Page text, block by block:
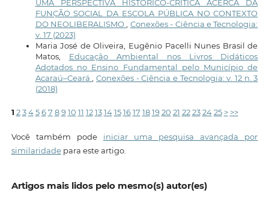
UMA PERSPECTIVA HISTÓRICO-CRÍTICA ACERCA DA
FUNÇÃO SOCIAL DA ESCOLA PÚBLICA NO CONTEXTO
DO NEOLIBERALISMO, Conexões - Ciência e Tecnologia:
v. 17 (2023)
Maria José de Oliveira, Eugênio Pacelli Nunes Brasil de
Matos, Educação Ambiental nos Livros Didáticos
Adotados no Ensino Fundamental pelo Município de
Acaraú–Ceará, Conexões - Ciência e Tecnologia: v. 12 n. 3
(2018)
1 2 3 4 5 6 7 8 9 10 11 12 13 14 15 16 17 18 19 20 21 22 23 24 25 > >>
Você também pode iniciar uma pesquisa avançada por
similaridadepara este artigo.
Artigos mais lidos pelo mesmo(s) autor(es)